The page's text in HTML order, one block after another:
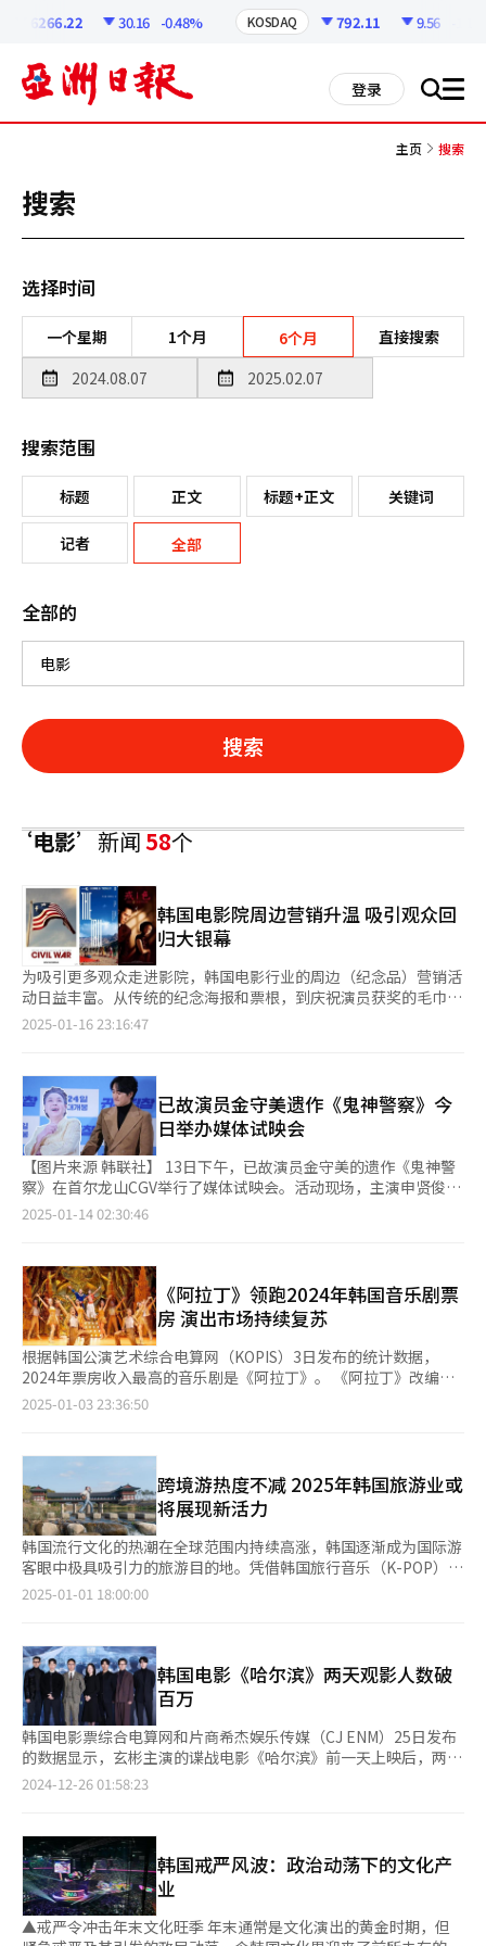
6266.22 30.16 -0.48% KOSDAQ 792.11 9.56
登录 搜 all
主页 搜索
搜索
选择时间
一个星期 1个月 6个月 直接搜索
搜索范围
标题 正文 标题+正文 关键词
记者 全部
全部的
搜索
‘电影’新闻58个
韩国电影院周边营销升温 吸引观众回
归大银幕
为吸引更多观众走进影院，韩国电影行业的周边（纪念品）营销活
动日益丰富。从传统的纪念海报和票根，到庆祝演员获奖的毛巾等
定制礼品，周边种类日趋多样化。 据韩国电影业界消息，电影
女主角奖。现场观众均可获得一条黄色毛巾，毛巾上印有“黛米·
摩尔获得金球奖最佳女主角”的字样，黄色象征金球奖奖杯的颜
色。该片发行公司Challan在社交媒体（SNS）上 表示：“值得纪
念的时刻，自然要印在毛巾上。” 动画电影《恶魔的破坏 前篇》
本月已举办了两场赠送原作漫画单行本的放映会；近期重映的动画
电影《灌篮高手》则在部分影院限量发放可重复使用的购物袋。这
些赠送周边的活动吸引了大批观众，相关场次的上座率远高于普通
放映。 赠送电影周边不仅激发了影迷的收藏热情，也成为推动口
验，而周边为这一趋势提供了更直观的表达。一位电影发行公司负
责人表示：“过去观众更习惯通过文字评论电影，现在照片分享已
经成为主流。人们希望通过电影周边留下更多与电影相关的记
忆。” 如今，周边营销已成为新片推广的关键环节。例如，本月
上映的电影《开展在即》推出徽章赠送活动；《刺猬索尼克3》和
《真正的痛苦》发放限量版海报；《像这样的小事》和《美国内
战》分别赠送明信片。此外，重映影片也通过周边吸引观众。例
如，《色，戒》赠送主演汤唯的限量版海报，《坠入》则推出特制
豫是否进影院观看，但赠送周边能够有效提升观影热情。” 《美
国内战》纪念海报（左）、《坠入》和《色，戒》纪念票根【图片
来源 NK contents】
2025-01-16 23:16:47
已故演员金守美遗作《鬼神警察》今
日举办媒体试映会
【图片来源 韩联社】 13日下午，已故演员金守美的遗作《鬼神警
察》在首尔龙山CGV举行了媒体试映会。活动现场，主演申贤俊深
情注视着金守美的人形立牌，场面温馨感人。《鬼神警察》由金荣
2025-01-14 02:30:46
《阿拉丁》领跑2024年韩国音乐剧票
房 演出市场持续复苏
根据韩国公演艺术综合电算网（KOPIS）3日发布的统计数据，
2024年票房收入最高的音乐剧是《阿拉丁》。 《阿拉丁》改编自
迪士尼同名动画电影，于去年11月首次登陆韩国舞台。该剧由美国
示，截至今年3月初，《阿拉丁》的大部分场次已售罄，首尔演出
预计将持续至今年6月。 第二名是去年6月上演的音乐剧《弗兰肯
斯坦》，迎来了其10周年纪念公演。这部改编自玛丽·雪莱同名小
说的原创作品，在首演时荣获了第8届The Musical Awards九项大
奖，刘俊相、申盛禄、圭贤等演员的卓越表现为其再度加分。 第
三名是时隔三年重返韩国舞台的《芝加哥》。该剧于去年6月在首
尔D-CUBE ART CENTER上演，由崔贞媛、尹公主、郑善娥、朴
银惠等演员出演，深受观众喜爱。 其他进入前列的作品还包括
比》、《哈迪斯城》首尔公演、《英雄》15周年纪念公演，《悲惨
世界》和《凡尔赛玫瑰》等经典剧目。 数据显示，前十名中大部
分音乐剧为重演作品，仅有《阿拉丁》和《凡尔赛玫瑰》为首演作
品，反映了韩国音乐剧市场对热门经典作品的偏好。在票房前十
中，韩国原创音乐剧占据三席，分别为《弗兰肯斯坦》《英雄》和
《凡尔赛玫瑰》，其余七部为版权引进作品。 2024年，韩国音乐
剧票房总收入达4650亿韩元（约合人民币23亿元），较2023年的
4591亿韩元增长1.3%。整体演出市场（包括音乐剧）总票房达到
演出票房再次超过电影票房（1.1945万亿韩元），进一步确立了音
乐剧在韩国文化产业中的重要地位。 音乐剧《阿拉丁》剧照【图
片来源 S&Co】
2025-01-03 23:36:50
跨境游热度不减 2025年韩国旅游业或
将展现新活力
韩国流行文化的热潮在全球范围内持续高涨，韩国逐渐成为国际游
客眼中极具吸引力的旅游目的地。凭借韩国旅行音乐（K-POP）、
电视剧、电影等韩国文化内容的影响力，韩国不仅在全球文化领域
韩国政府积极开展了旅游宣传活动，并推出了多项旅游优惠政策。
同时，随着出入境人数呈现稳步增长趋势，旅游业界对未来市场发
展充满了期待。 尽管当前国际与国内局势存在不确定性，旅游业
仍面临一定挑战，但去年访韩游客数量或仍稳步上升，为韩国旅游
市场注入新的活力和希望。 一位游客正在跨过石桥。图为位于庆
尚北道的庆州月精桥全景。【图片提供 Gettyimagesbank】 ▲韩
流成新动力 跨境游持续升温 随着韩国流行文化在海外深受欢迎，
韩国作为旅游目的地的国际声誉在过去的几年间大幅蹿升，成为全
地。韩国的海外游客数量也呈现增长趋势。根据韩国旅游发展局
（韩国观光公社）的统计数据，去年1月至11月访韩游客人数达到
1510万人次，同比增长51.1%，恢复至疫情前的2019年同期的
94%水平。尤其值得注意的是，去年9月访韩游客人数首次恢复到
2019年的100%水平，这进一步提振了旅游业的乐观情绪。 近年
来，访韩游客增加的主要动力来自K-POP、电视剧、电影等韩国文
2025-01-01 18:00:00
韩国电影《哈尔滨》两天观影人数破
百万
韩国电影票综合电算网和片商希杰娱乐传媒（CJ ENM）25日发布
的数据显示，玄彬主演的谍战电影《哈尔滨》前一天上映后，两天
以来观影人数突破100万人次，广受关注。 《哈尔滨》的首日成绩
超《阿凡达：水之路》三天创下的百万纪录。 《哈尔滨》讲述抗
日义士安重根的故事，玄彬、赵祐镇、全余彬、李栋旭等主演。截
至当天上午8时，《哈尔滨》预售率为51.7%，预定观众59.5万人
次。 上月27日，电影《哈尔滨》制作发布会在首尔龙山区CGV举
行。图为出席活动的有主演玄彬（左）、朴正民、赵宇镇、全余
2024-12-26 01:58:23
韩国戒严风波：政治动荡下的文化产
业
▲戒严令冲击年末文化旺季 年末通常是文化演出的黄金时期，但